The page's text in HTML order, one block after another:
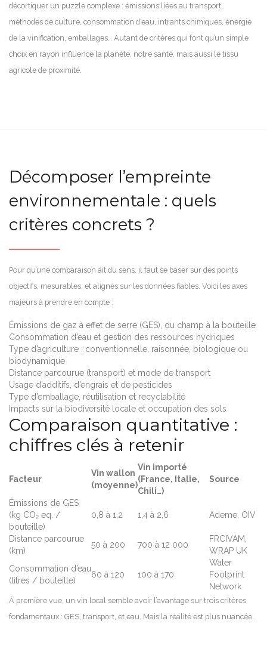
décortiquer un puzzle complexe : émissions liées au transport,
méthodes de culture, consommation d’eau, intrants chimiques, énergie
de la vinification, emballages… Autant de critères qui font qu’un simple
choix en rayon influence la planète, notre santé, mais aussi le tissu
agricole de proximité.
Décomposer l’empreinte
environnementale : quels
critères concrets ?
Pour qu’une comparaison ait du sens, il faut se baser sur des points
objectifs, mesurables, et alignés sur les données fiables. Voici les axes
majeurs à prendre en compte :
Émissions de gaz à effet de serre (GES), du champ à la bouteille
Consommation d’eau et gestion des ressources hydriques
Type d’agriculture : conventionnelle, raisonnée, biologique ou
biodynamique
Distance parcourue (transport) et mode de transport
Usage d’additifs, d’engrais et de pesticides
Type d’emballage, réutilisation et recyclabilité
Impacts sur la biodiversité locale et occupation des sols
Comparaison quantitative :
chiffres clés à retenir
Facteur
Vin wallon
(moyenne)
Vin importé
(France, Italie,
Chili…)
Source
Émissions de GES
(kg CO₂ eq. /
bouteille)
0,8 à 1,2 1,4 à 2,6 Ademe, OIV
Distance parcourue
(km)
50 à 200 700 à 12 000
FRCIVAM,
WRAP UK
Consommation d’eau
(litres / bouteille)
60 à 120 100 à 170
Water
Footprint
Network
À première vue, un vin local semble avoir l’avantage sur trois critères
fondamentaux : GES, transport, et eau. Mais la réalité est plus nuancée.